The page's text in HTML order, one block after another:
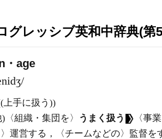
グレッシブ英和中辞典(第
・age
上手に扱う))
) 〈組織・集団を〉 うまく扱う
〈事
運営する，〈チームなどの〉監督を